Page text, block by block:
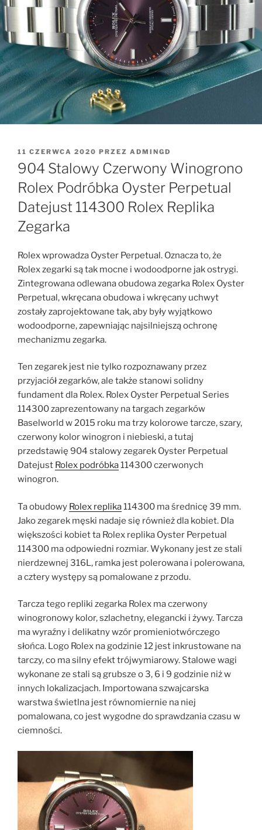
OPUBLIKOWANE
W
11 CZERWCA 2020 PRZEZ ADMINGD
904 Stalowy Czerwony Winogrono
Rolex Podróbka Oyster Perpetual
Datejust 114300 Rolex Replika
Zegarka
Rolex wprowadza Oyster Perpetual. Oznacza to, że
Rolex zegarki są tak mocne i wodoodporne jak ostrygi.
Zintegrowana odlewana obudowa zegarka Rolex Oyster
Perpetual, wkręcana obudowa i wkręcany uchwyt
zostały zaprojektowane tak, aby były wyjątkowo
wodoodporne, zapewniając najsilniejszą ochronę
mechanizmu zegarka.
Ten zegarek jest nie tylko rozpoznawany przez
przyjaciół zegarków, ale także stanowi solidny
fundament dla Rolex. Rolex Oyster Perpetual Series
114300 zaprezentowany na targach zegarków
Baselworld w 2015 roku ma trzy kolorowe tarcze, szary,
czerwony kolor winogron i niebieski, a tutaj
przedstawię 904 stalowy zegarek Oyster Perpetual
Datejust Rolex podróbka114300 czerwonych
winogron.
Ta obudowy Rolex replika114300 ma średnicę 39 mm.
Jako zegarek męski nadaje się również dla kobiet. Dla
większości kobiet ta Rolex replika Oyster Perpetual
114300 ma odpowiedni rozmiar. Wykonany jest ze stali
nierdzewnej 316L, ramka jest polerowana i polerowana,
a cztery występy są pomalowane z przodu.
Tarcza tego repliki zegarka Rolex ma czerwony
winogronowy kolor, szlachetny, elegancki i żywy. Tarcza
ma wyraźny i delikatny wzór promieniotwórczego
słońca. Logo Rolex na godzinie 12 jest inkrustowane na
tarczy, co ma silny efekt trójwymiarowy. Stalowe wagi
wykonane ze stali są grubsze o 3, 6 i 9 godzinie niż w
innych lokalizacjach. Importowana szwajcarska
warstwa świetlna jest równomiernie na niej
pomalowana, co jest wygodne do sprawdzania czasu w
ciemności.